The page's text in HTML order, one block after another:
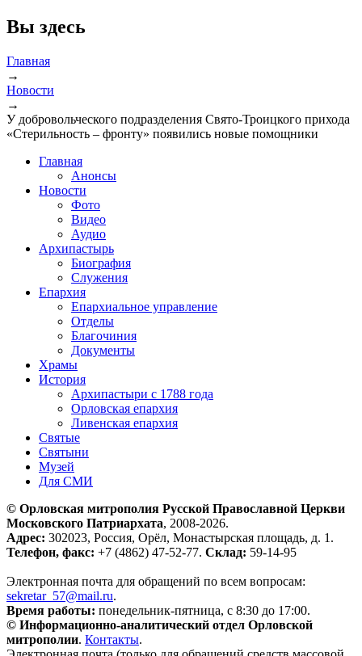
Вы здесь
Главная
→
Новости
→
У добровольческого подразделения Свято-Троицкого прихода
«Стерильность – фронту» появились новые помощники
Главная
Анонсы
Новости
Фото
Видео
Аудио
Архипастырь
Биография
Служения
Епархия
Епархиальное управление
Отделы
Благочиния
Документы
Храмы
История
Архипастыри с 1788 года
Орловская епархия
Ливенская епархия
Святые
Святыни
Музей
Для СМИ
© Орловская митрополия Русской Православной Церкви
Московского Патриархата, 2008-2026.
Адрес: 302023, Россия, Орёл, Монастырская площадь, д. 1.
Телефон, факс: +7 (4862) 47-52-77. Склад: 59-14-95
Электронная почта для обращений по всем вопросам:
sekretar_57@mail.ru.
Время работы: понедельник-пятница, с 8:30 до 17:00.
© Информационно-аналитический отдел Орловской
митрополии. Контакты.